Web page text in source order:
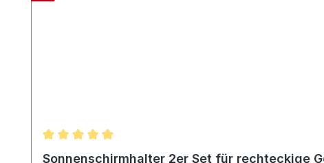
Durchschnittliche Bewertung von 4.95 von 5 Sternen
Sonnenschirmhalter 2er Set für rechteckige